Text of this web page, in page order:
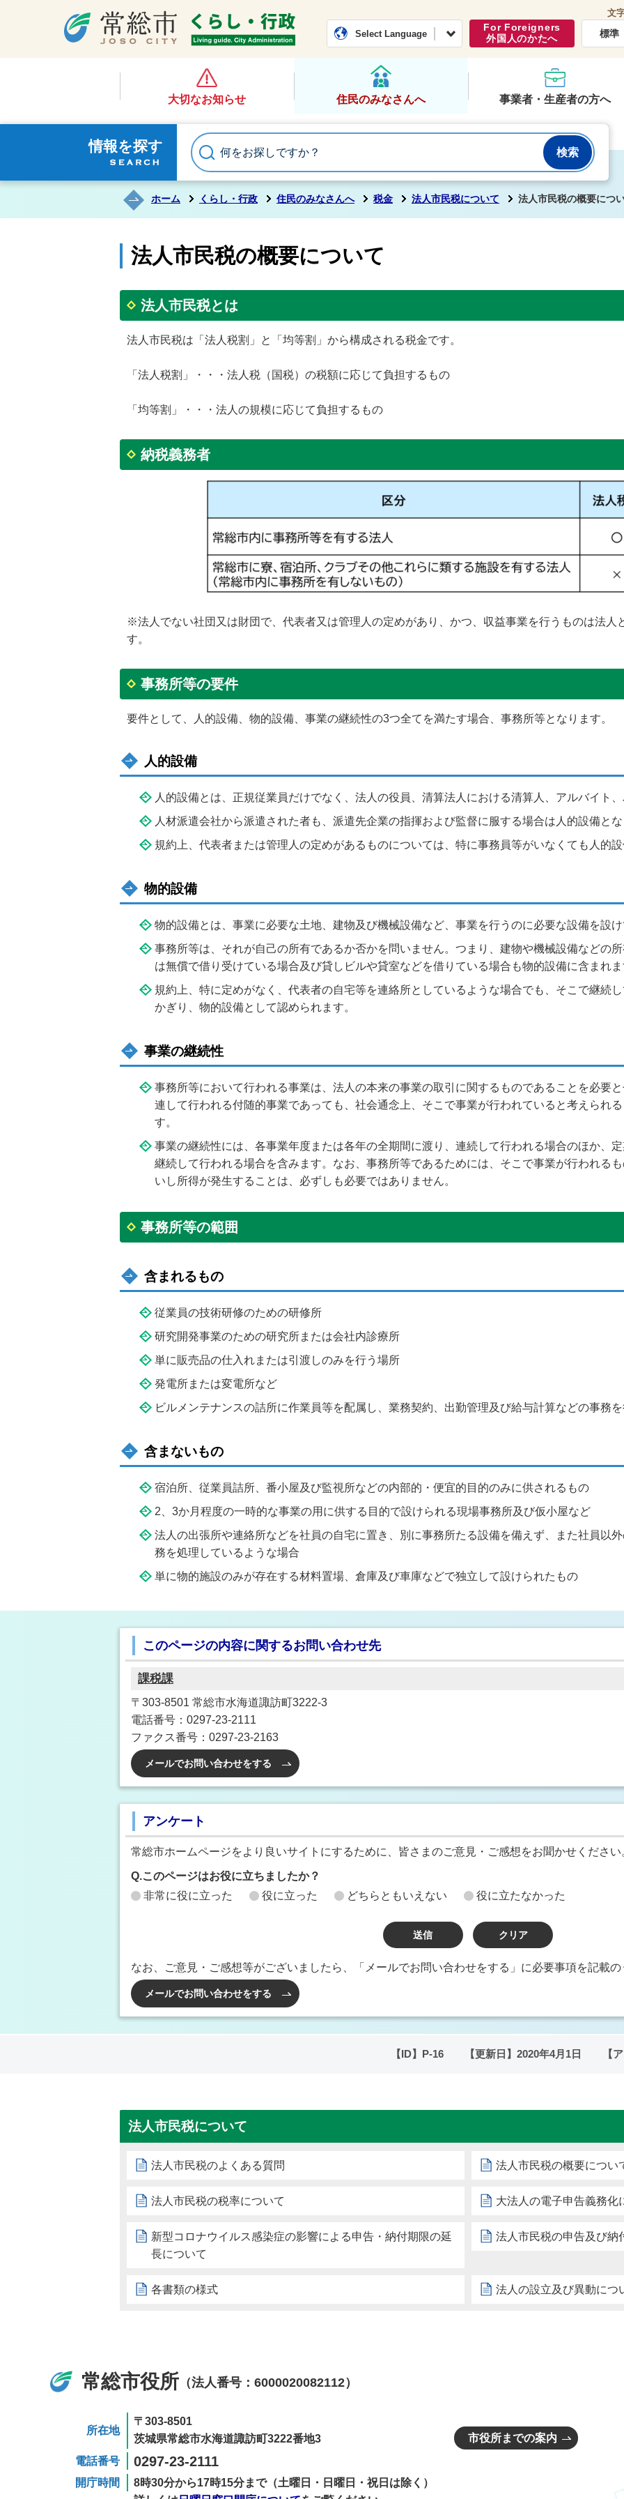
常総市公式ホームページくらし・行政
Select Language
For Foreigners
外国人のかたへ
文
標準
大切なお知らせ 住民のみなさんへ 事業者・生産者の方へ
情報を探す
ホーム くらし・行政 住民のみなさんへ 税金 法人市民税について 法人市民税の概要につ
法人市民税の概要について
法人市民税とは
法人市民税は「法人税割」と「均等割」から構成される税金です。
「法人税割」・・・法人税（国税）の税額に応じて負担するもの
「均等割」・・・法人の規模に応じて負担するもの
納税義務者
※法人でない社団又は財団で、代表者又は管理人の定めがあり、かつ、収益事業を行うものは法人
す。
事務所等の要件
要件として、人的設備、物的設備、事業の継続性の3つ全てを満たす場合、事務所等となります。
人的設備
人的設備とは、正規従業員だけでなく、法人の役員、清算法人における清算人、アルバイト
人材派遣会社から派遣された者も、派遣先企業の指揮および監督に服する場合は人的設備と
規約上、代表者または管理人の定めがあるものについては、特に事務員等がいなくても人的
物的設備
物的設備とは、事業に必要な土地、建物及び機械設備など、事業を行うのに必要な設備を設
事務所等は、それが自己の所有であるか否かを問いません。つまり、建物や機械設備などの
は無償で借り受けている場合及び貸しビルや貸室などを借りている場合も物的設備に含まれ
規約上、特に定めがなく、代表者の自宅等を連絡所としているような場合でも、そこで継続
かぎり、物的設備として認められます。
事業の継続性
事務所等において行われる事業は、法人の本来の事業の取引に関するものであることを必要
連して行われる付随的事業であっても、社会通念上、そこで事業が行われていると考えられ
す。
事業の継続性には、各事業年度または各年の全期間に渡り、連続して行われる場合のほか、
継続して行われる場合を含みます。なお、事務所等であるためには、そこで事業が行われる
いし所得が発生することは、必ずしも必要ではありません。
事務所等の範囲
含まれるもの
従業員の技術研修のための研修所
研究開発事業のための研究所または会社内診療所
単に販売品の仕入れまたは引渡しのみを行う場所
発電所または変電所など
ビルメンテナンスの詰所に作業員等を配属し、業務契約、出勤管理及び給与計算などの事務
含まないもの
宿泊所、従業員詰所、番小屋及び監視所などの内部的・便宜的目的のみに供されるもの
2、3か月程度の一時的な事業の用に供する目的で設けられる現場事務所及び仮小屋など
法人の出張所や連絡所などを社員の自宅に置き、別に事務所たる設備を備えず、また社員以
務を処理しているような場合
単に物的施設のみが存在する材料置場、倉庫及び車庫などで独立して設けられたもの
このページの内容に関するお問い合わせ先
課税課
〒303-8501 常総市水海道諏訪町3222-3
電話番号：0297-23-2111
ファクス番号：0297-23-2163
メールでお問い合わせをする
アンケート
常総市ホームページをより良いサイトにするために、皆さまのご意見・ご感想をお聞かせください
Q.このページはお役に立ちましたか？
非常に役に立った
役に立った どちらともいえない 役に立たなかった
なお、ご意見・ご感想等がございましたら、「メールでお問い合わせをする」に必要事項を記載
メールでお問い合わせをする
【ID】 P-16 【更新日】 2020年4月1日 【
法人市民税について
法人市民税のよくある質問 法人市民税の概要につい
法人市民税の税率について 大法人の電子申告義務化
新型コロナウイルス感染症の影響による申告・納付期限の延
長について
法人市民税の申告及び納
各書類の様式 法人の設立及び異動につ
常総市役所 （法人番号：6000020082112）
所在地
〒303-8501
茨城県常総市水海道諏訪町3222番地3
電話番号
0297-23-2111
開庁時間
8時30分から17時15分まで（土曜日・日曜日・祝日は除く）
市役所までの案内